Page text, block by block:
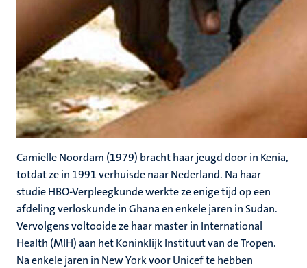
Camielle Noordam (1979) bracht haar jeugd door in Kenia,
totdat ze in 1991 verhuisde naar Nederland. Na haar
studie HBO-Verpleegkunde werkte ze enige tijd op een
afdeling verloskunde in Ghana en enkele jaren in Sudan.
Vervolgens voltooide ze haar master in International
Health (MIH) aan het Koninklijk Instituut van de Tropen.
Na enkele jaren in New York voor Unicef te hebben